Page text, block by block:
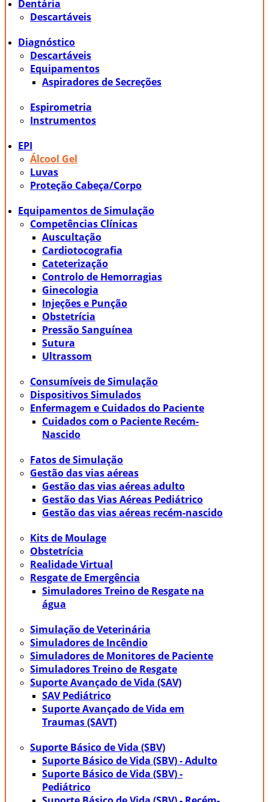
Dentária
Descartáveis
Diagnóstico
Descartáveis
Equipamentos
Aspiradores de Secreções
Espirometria
Instrumentos
EPI
Álcool Gel
Luvas
Proteção Cabeça/Corpo
Equipamentos de Simulação
Competências Clínicas
Auscultação
Cardiotocografia
Cateterização
Controlo de Hemorragias
Ginecologia
Injeções e Punção
Obstetrícia
Pressão Sanguínea
Sutura
Ultrassom
Consumíveis de Simulação
Dispositivos Simulados
Enfermagem e Cuidados do Paciente
Cuidados com o Paciente Recém-
Nascido
Fatos de Simulação
Gestão das vias aéreas
Gestão das vias aéreas adulto
Gestão das Vias Aéreas Pediátrico
Gestão das vias aéreas recém-nascido
Kits de Moulage
Obstetrícia
Realidade Virtual
Resgate de Emergência
Simuladores Treino de Resgate na
água
Simulação de Veterinária
Simuladores de Incêndio
Simuladores de Monitores de Paciente
Simuladores Treino de Resgate
Suporte Avançado de Vida (SAV)
SAV Pediátrico
Suporte Avançado de Vida em
Traumas (SAVT)
Suporte Básico de Vida (SBV)
Suporte Básico de Vida (SBV) - Adulto
Suporte Básico de Vida (SBV) -
Pediátrico